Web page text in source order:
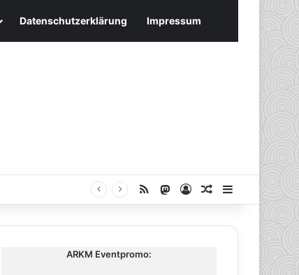
Datenschutzerklärung Impressum
RSS Mastodon
AnmeldenZufälliger
ARKM Eventpromo: